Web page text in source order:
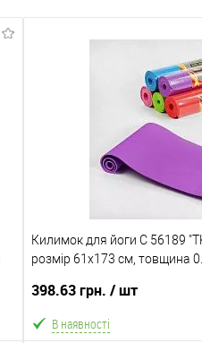
Килимок для йоги C 56189
розмір 61х173 см, товщина
398.63 грн. / шт
В наявності